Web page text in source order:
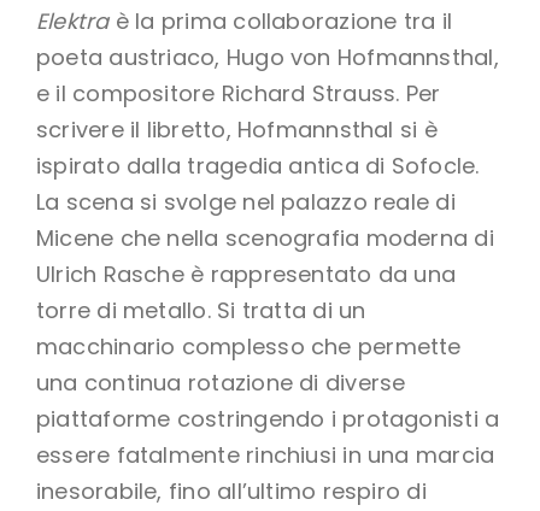
Elektra è la prima collaborazione tra il
poeta austriaco, Hugo von Hofmannsthal,
e il compositore Richard Strauss. Per
scrivere il libretto, Hofmannsthal si è
ispirato dalla tragedia antica di Sofocle.
La scena si svolge nel palazzo reale di
Micene che nella scenografia moderna di
Ulrich Rasche è rappresentato da una
torre di metallo. Si tratta di un
macchinario complesso che permette
una continua rotazione di diverse
piattaforme costringendo i protagonisti a
essere fatalmente rinchiusi in una marcia
inesorabile, fino all’ultimo respiro di